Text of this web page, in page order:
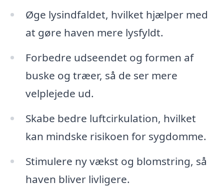
Øge lysindfaldet, hvilket hjælper med
at gøre haven mere lysfyldt.
Forbedre udseendet og formen af
buske og træer, så de ser mere
velplejede ud.
Skabe bedre luftcirkulation, hvilket
kan mindske risikoen for sygdomme.
Stimulere ny vækst og blomstring, så
haven bliver livligere.